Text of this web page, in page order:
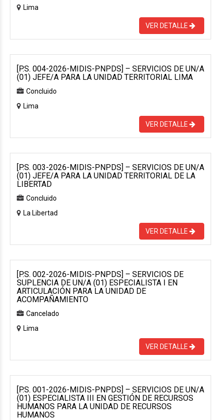
Lima
VER DETALLE
[P.S. 004-2026-MIDIS-PNPDS] – SERVICIOS DE UN/A
(01) JEFE/A PARA LA UNIDAD TERRITORIAL LIMA
Concluido
Lima
VER DETALLE
[P.S. 003-2026-MIDIS-PNPDS] – SERVICIOS DE UN/A
(01) JEFE/A PARA LA UNIDAD TERRITORIAL DE LA
LIBERTAD
Concluido
La Libertad
VER DETALLE
[P.S. 002-2026-MIDIS-PNPDS] – SERVICIOS DE
SUPLENCIA DE UN/A (01) ESPECIALISTA I EN
ARTICULACIÓN PARA LA UNIDAD DE
ACOMPAÑAMIENTO
Cancelado
Lima
VER DETALLE
[P.S. 001-2026-MIDIS-PNPDS] – SERVICIOS DE UN/A
(01) ESPECIALISTA III EN GESTIÓN DE RECURSOS
HUMANOS PARA LA UNIDAD DE RECURSOS
HUMANOS